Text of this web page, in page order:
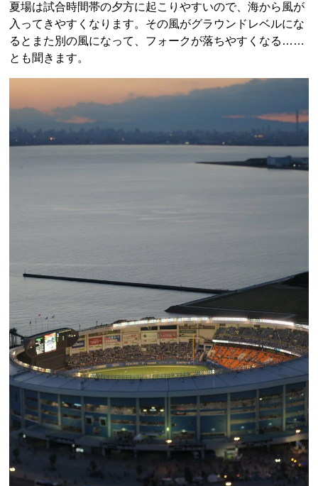
夏場は試合時間帯の夕方に起こりやすいので、海から風が
入ってきやすくなります。その風がグラウンドレベルにな
るとまた別の風になって、フォークが落ちやすくなる……
とも聞きます。